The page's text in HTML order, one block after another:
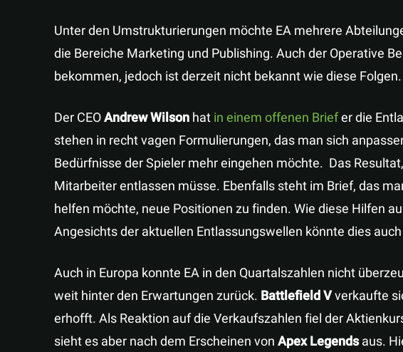
Unter den Umstrukturierungen möchte EA mehrere
die Bereiche Marketing und Publishing. Auch der Operative
bekommen, jedoch ist derzeit nicht bekannt wie diese Folgen.
Der CEOAndrew Wilsonhatin einem offenen Briefer die
stehen in recht vagen Formulierungen, das man sich
Bedürfnisse der Spieler mehr eingehen möchte. Das
Mitarbeiter entlassen müsse. Ebenfalls steht im Brief, das
helfen möchte, neue Positionen zu finden. Wie diese Hilfen
Angesichts der aktuellen Entlassungswellen könnte dies
Auch in Europa konnte EA in den Quartalszahlen nicht
weit hinter den Erwartungen zurück. Battlefield Vverkaufte
erhofft. Als Reaktion auf die Verkaufszahlen fiel der
sieht es aber nach dem Erscheinen vonApex Legendsaus.